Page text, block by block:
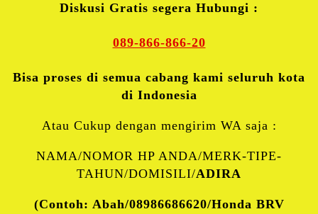
Diskusi Gratis segera Hubungi :
089-866-866-20
Bisa proses di semua cabang kami seluruh kota
di Indonesia
Atau Cukup dengan mengirim WA saja :
NAMA/NOMOR HP ANDA/MERK-TIPE-
TAHUN/DOMISILI/ADIRA
(Contoh: Abah/08986686620/Honda BRV